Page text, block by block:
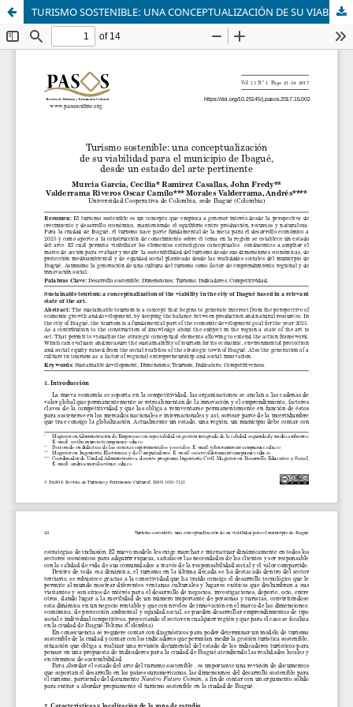
TURISMO SOSTENIBLE: UNA CONCEPTUALIZACIÓN DE SU VIABILIDAD PARA EL MUNICIPIO DE IBAGUE DESDE UN ESTADO DEL ARTE PERTINENTE.